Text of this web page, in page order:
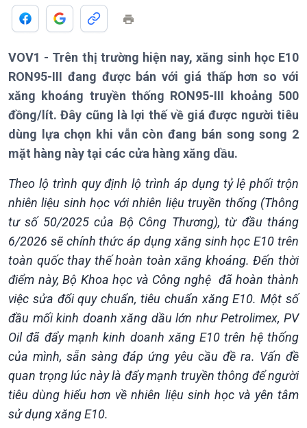
Giới thiệu
Thời sự
Thời sự 6h
Thời sự 12h
Thời sự 18h
Thời sự 21h30
Bản tin
Chuyên mục
Theo dòng Thời sự
VOV1 - Trên thị trường hiện nay, xăng sinh học E10
RON95-III đang được bán với giá thấp hơn so với
xăng khoáng truyền thống RON95-III khoảng 500
đồng/lít. Đây cũng là lợi thế về giá được người tiêu
dùng lựa chọn khi vẫn còn đang bán song song 2
mặt hàng này tại các cửa hàng xăng dầu.
Theo lộ trình quy định lộ trình áp dụng tỷ lệ phối trộn
nhiên liệu sinh học với nhiên liệu truyền thống (Thông
tư số 50/2025 của Bộ Công Thương), từ đầu tháng
6/2026 sẽ chính thức áp dụng xăng sinh học E10 trên
toàn quốc thay thế hoàn toàn xăng khoáng. Đến thời
điểm này, Bộ Khoa học và Công nghệ đã hoàn thành
việc sửa đổi quy chuẩn, tiêu chuẩn xăng E10. Một số
đầu mối kinh doanh xăng dầu lớn như Petrolimex, PV
Oil đã đẩy mạnh kinh doanh xăng E10 trên hệ thống
của mình, sẵn sàng đáp ứng yêu cầu đề ra. Vấn đề
quan trọng lúc này là đẩy mạnh truyền thông để người
tiêu dùng hiểu hơn về nhiên liệu sinh học và yên tâm
sử dụng xăng E10.